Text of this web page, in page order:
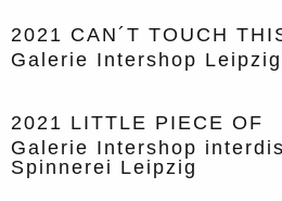
2021 CAN´T TOUCH
Galerie Intershop Leipzig
2021 LITTLE PIECE OF
Galerie Intershop
Spinnerei Leipzig